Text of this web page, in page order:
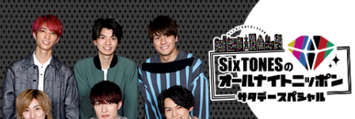
メの話題は？と伺うと…
最近、局内で最も大きな話題となっているのは、間違いなく
Kanye West(カニエ・ウェスト）がインドネシアで初のパフ
ォーマンスを行うというニュースです！アナウンスを聞いた
とき、Mustangのスタッフ全員が大興奮でした！
かに座のアナタ：冷蔵庫の中や食材を見直してみるといいか
も。
しし座のアナタ：もう卒業できることを見つけてみると良さ
そう。